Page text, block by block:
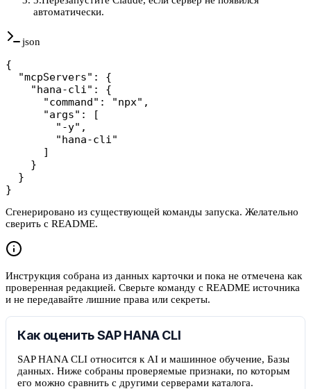
автоматически.
json
{
  "mcpServers": {
    "hana-cli": {
      "command": "npx",
      "args": [
        "-y",
        "hana-cli"
      ]
    }
  }
}
Сгенерировано из существующей команды запуска. Желательно
сверить с README.
Инструкция собрана из данных карточки и пока не отмечена как
проверенная редакцией. Сверьте команду с README источника
и не передавайте лишние права или секреты.
Как оценить SAP HANA CLI
SAP HANA CLI относится к AI и машинное обучение, Базы
данных. Ниже собраны проверяемые признаки, по которым
его можно сравнить с другими серверами каталога.